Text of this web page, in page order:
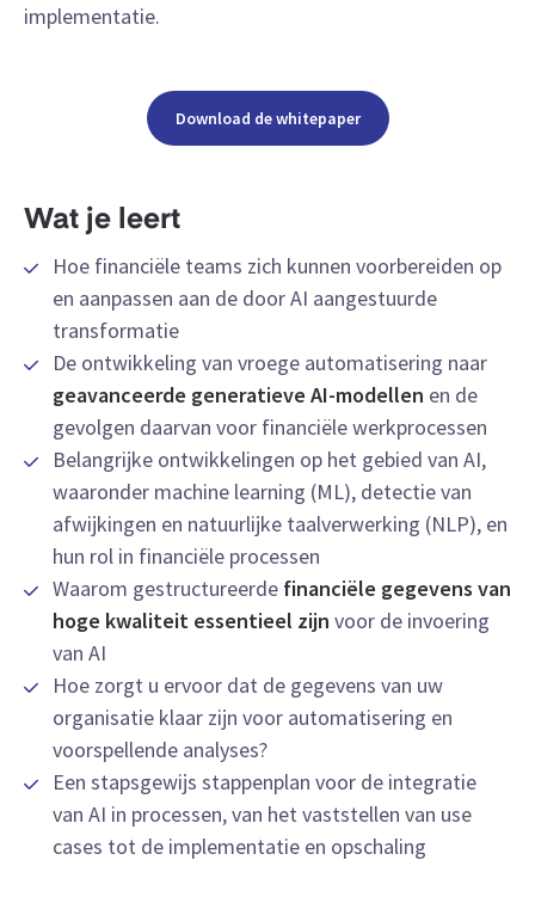
implementatie.
Download de whitepaper
Wat je leert
Hoe financiële teams zich kunnen voorbereiden op
en aanpassen aan de door AI aangestuurde
transformatie
De ontwikkeling van vroege automatisering naar
geavanceerde generatieve AI-modellen en de
gevolgen daarvan voor financiële werkprocessen
Belangrijke ontwikkelingen op het gebied van AI,
waaronder machine learning (ML), detectie van
afwijkingen en natuurlijke taalverwerking (NLP), en
hun rol in financiële processen
Waarom gestructureerde financiële gegevens van
hoge kwaliteit essentieel zijn voor de invoering
van AI
Hoe zorgt u ervoor dat de gegevens van uw
organisatie klaar zijn voor automatisering en
voorspellende analyses?
Een stapsgewijs stappenplan voor de integratie
van AI in processen, van het vaststellen van use
cases tot de implementatie en opschaling